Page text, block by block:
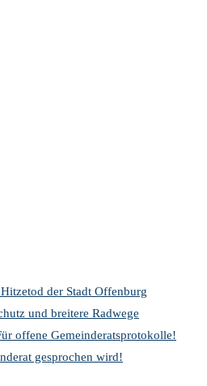
der Stadt Offenburg
und breitere Radwege
offene Gemeinderatsprotokolle!
gesprochen wird!